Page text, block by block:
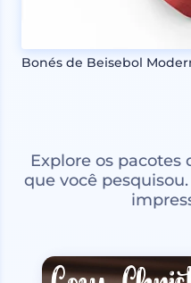
Bonés de Beisebol
Explore os
que você